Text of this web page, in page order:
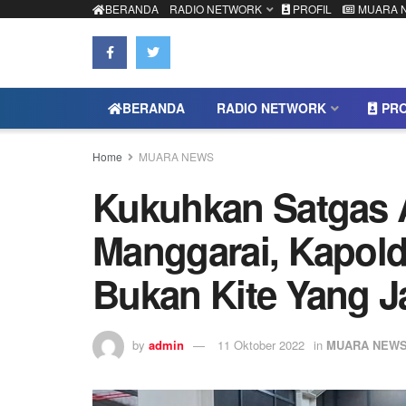
BERANDA RADIO NETWORK PROFIL MUARA
BERANDA RADIO NETWORK
Home MUARA NEWS
Kukuhkan Satgas
Manggarai,
Bukan Kite Yang
by admin 11 Oktober 2022 in MUARA